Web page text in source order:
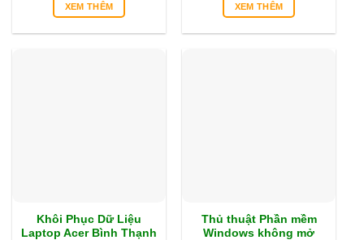
XEM THÊM XEM THÊM
Khôi Phục Dữ Liệu
Laptop Acer Bình Thạnh
Thủ thuật Phần mềm
Windows không mở